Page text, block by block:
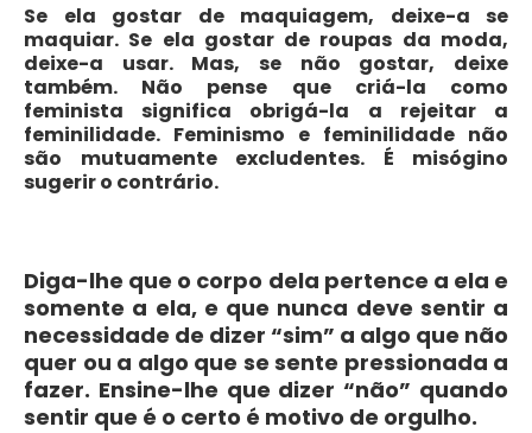
Se ela gostar de maquiagem, deixe-a se
maquiar. Se ela gostar de roupas da moda,
deixe-a usar. Mas, se não gostar, deixe
também. Não pense que criá-la como
feminista significa obrigá-la a rejeitar a
feminilidade. Feminismo e feminilidade não
são mutuamente excludentes. É misógino
sugerir o contrário.
Diga-lhe que o corpo dela pertence a ela e
somente a ela, e que nunca deve sentir a
necessidade de dizer “sim” a algo que não
quer ou a algo que se sente pressionada a
fazer. Ensine-lhe que dizer “não” quando
sentir que é o certo é motivo de orgulho.